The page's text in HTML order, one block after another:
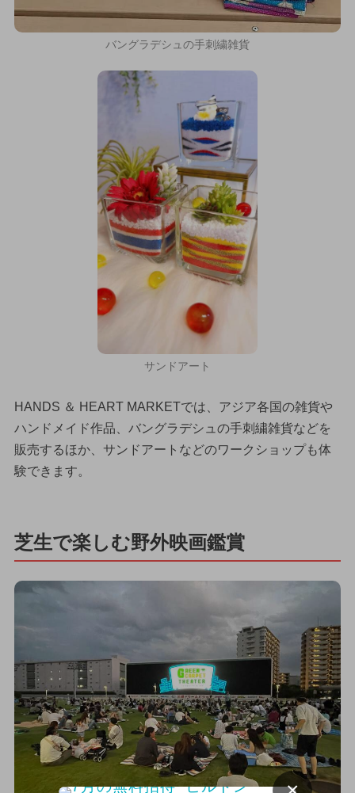
バングラデシュの手刺繍雑貨
サンドアート
HANDS ＆ HEART MARKETでは、アジア各国の雑貨や
ハンドメイド作品、バングラデシュの手刺繍雑貨などを
販売するほか、サンドアートなどのワークショップも体
験できます。
芝生で楽しむ野外映画鑑賞